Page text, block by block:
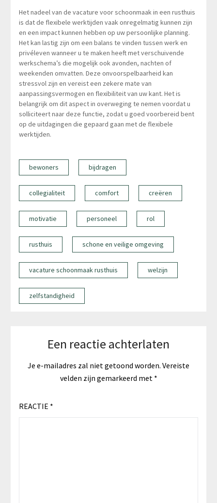
Het nadeel van de vacature voor schoonmaak in een rusthuis
is dat de flexibele werktijden vaak onregelmatig kunnen zijn
en een impact kunnen hebben op uw persoonlijke planning.
Het kan lastig zijn om een balans te vinden tussen werk en
privéleven wanneer u te maken heeft met verschuivende
werkschema’s die mogelijk ook avonden, nachten of
weekenden omvatten. Deze onvoorspelbaarheid kan
stressvol zijn en vereist een zekere mate van
aanpassingsvermogen en flexibiliteit van uw kant. Het is
belangrijk om dit aspect in overweging te nemen voordat u
solliciteert naar deze functie, zodat u goed voorbereid bent
op de uitdagingen die gepaard gaan met de flexibele
werktijden.
bewoners bijdragen
collegialiteit comfort creëren
motivatie personeel rol
rusthuis schone en veilige omgeving
vacature schoonmaak rusthuis welzijn
zelfstandigheid
Een reactie achterlaten
Je e-mailadres zal niet getoond worden. Vereiste
velden zijn gemarkeerd met *
REACTIE *